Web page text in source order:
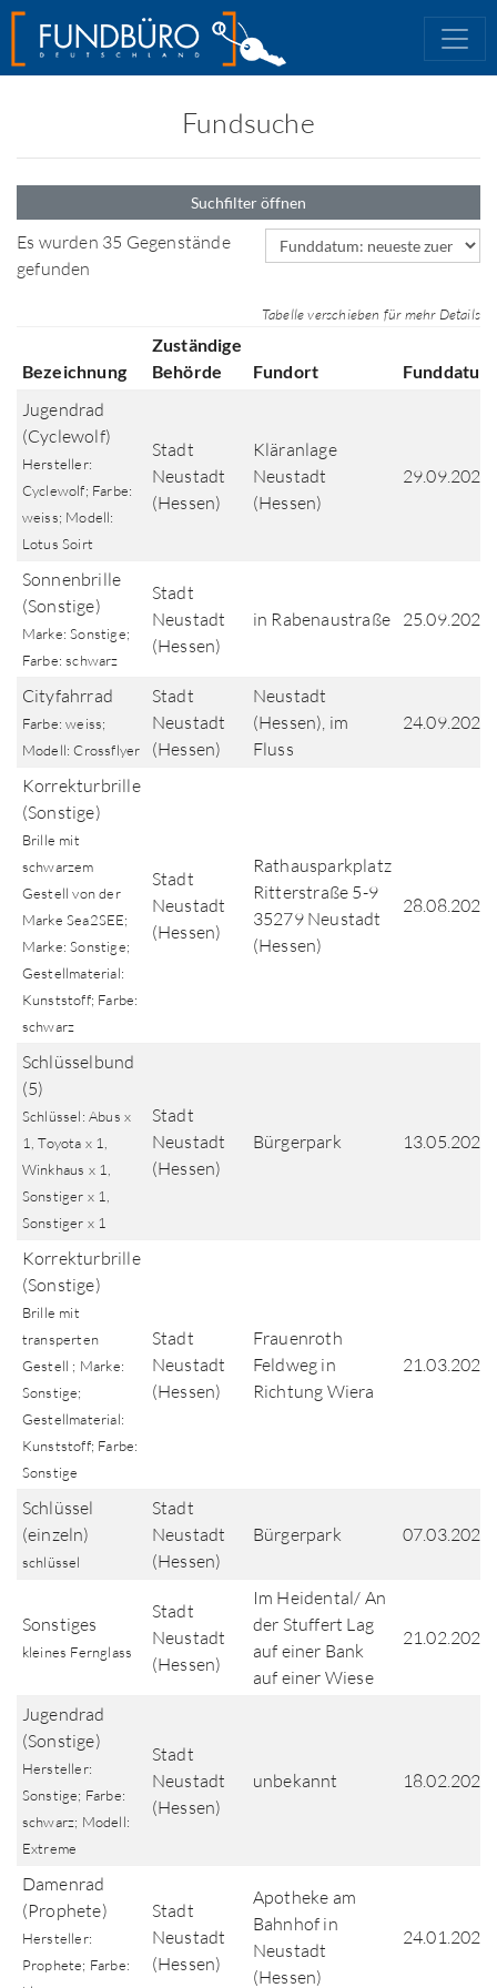
Fundsuche
Suchfilter öffnen
Es wurden 35 Gegenstände
gefunden
Sortierfeld
Tabelle verschieben für mehr Details
Bezeichnung
Zuständige
Behörde
Fundort Funddatum
Jugendrad
(Cyclewolf)
Hersteller:
Cyclewolf; Farbe:
weiss; Modell:
Lotus Soirt
Stadt
Neustadt
(Hessen)
Kläranlage
Neustadt
(Hessen)
29.09.2025
Sonnenbrille
(Sonstige)
Marke: Sonstige;
Farbe: schwarz
Stadt
Neustadt
(Hessen)
in Rabenaustraße 25.09.2025
Cityfahrrad
Farbe: weiss;
Modell: Crossflyer
Stadt
Neustadt
(Hessen)
Neustadt
(Hessen), im
Fluss
24.09.2025
Korrekturbrille
(Sonstige)
Brille mit
schwarzem
Gestell von der
Marke Sea2SEE;
Marke: Sonstige;
Gestellmaterial:
Kunststoff; Farbe:
schwarz
Stadt
Neustadt
(Hessen)
Rathausparkplatz
Ritterstraße 5-9
35279 Neustadt
(Hessen)
28.08.2025
Schlüsselbund
(5)
Schlüssel: Abus x
1, Toyota x 1,
Winkhaus x 1,
Sonstiger x 1,
Sonstiger x 1
Stadt
Neustadt
(Hessen)
Bürgerpark 13.05.2025
Korrekturbrille
(Sonstige)
Brille mit
transperten
Gestell ; Marke:
Sonstige;
Gestellmaterial:
Kunststoff; Farbe:
Sonstige
Stadt
Neustadt
(Hessen)
Frauenroth
Feldweg in
Richtung Wiera
21.03.2025
Schlüssel
(einzeln)
schlüssel
Stadt
Neustadt
(Hessen)
Bürgerpark 07.03.2025
Sonstiges
kleines Fernglass
Stadt
Neustadt
(Hessen)
Im Heidental/ An
der Stuffert Lag
auf einer Bank
auf einer Wiese
21.02.2025
Jugendrad
(Sonstige)
Hersteller:
Sonstige; Farbe:
schwarz; Modell:
Extreme
Stadt
Neustadt
(Hessen)
unbekannt 18.02.2025
Damenrad
(Prophete)
Hersteller:
Prophete; Farbe:
Stadt
Neustadt
(Hessen)
Apotheke am
Bahnhof in
Neustadt
(Hessen)
24.01.2025